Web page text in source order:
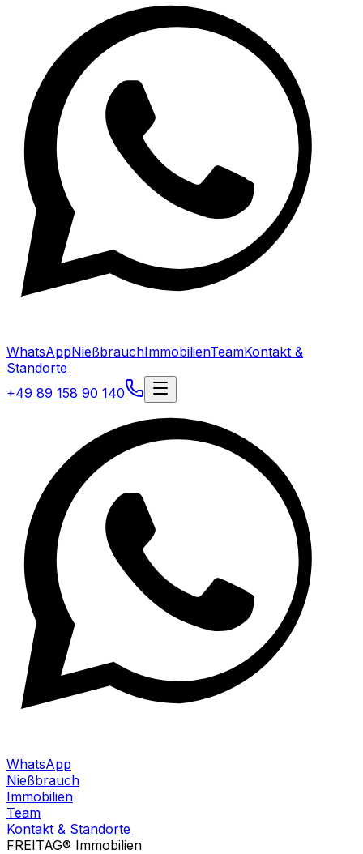
WhatsAppNießbrauchImmobilienTeamKontakt &
Standorte
+49 89 158 90 140
WhatsApp
Nießbrauch
Immobilien
Team
Kontakt & Standorte
FREITAG® Immobilien